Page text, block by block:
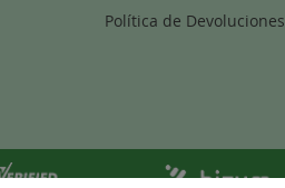
Política de Devoluciones